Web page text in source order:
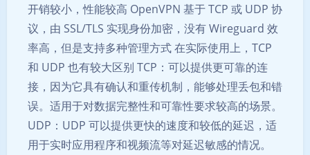
开销较小，性能较高 OpenVPN 基于 TCP 或 UDP 协
议，由 SSL/TLS 实现身份加密，没有 Wireguard 效
率高，但是支持多种管理方式 在实际使用上，TCP
和 UDP 也有较大区别 TCP：可以提供更可靠的连
接，因为它具有确认和重传机制，能够处理丢包和错
误。适用于对数据完整性和可靠性要求较高的场景。
UDP：UDP 可以提供更快的速度和较低的延迟，适
用于实时应用程序和视频流等对延迟敏感的情况。